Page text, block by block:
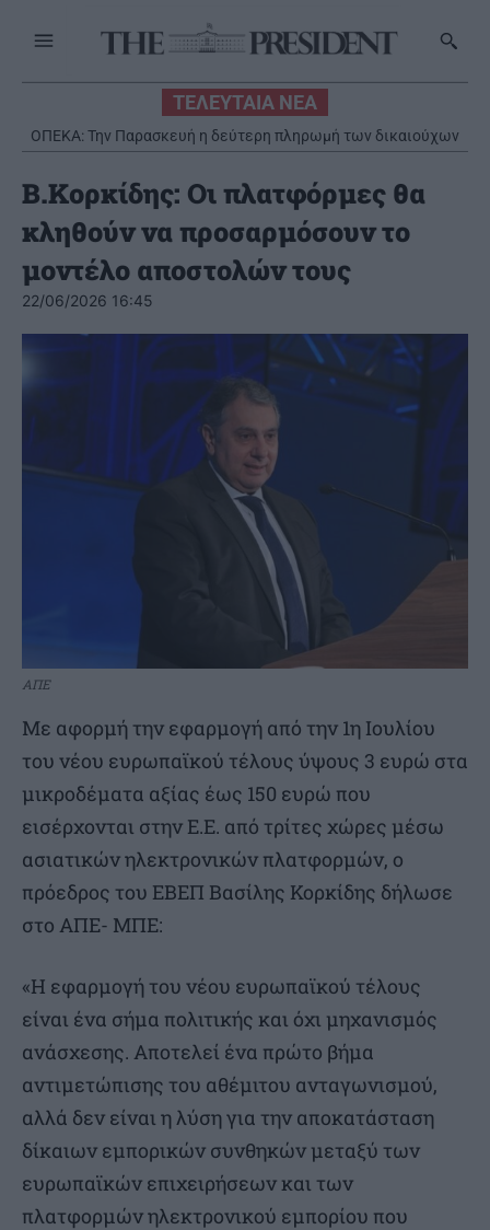
ΤΕΛΕΥΤΑΙΑ ΝΕΑ
ΟΠΕΚΑ: Την Παρασκευή η δεύτερη πληρωμή των δικαιούχων
του Λογαριασμού Αγροτικής Εστίας
Β.Κορκίδης: Οι πλατφόρμες θα
κληθούν να προσαρμόσουν το
μοντέλο αποστολών τους
22/06/2026 16:45
ΑΠΕ
Με αφορμή την εφαρμογή από την 1η Ιουλίου
του νέου ευρωπαϊκού τέλους ύψους 3 ευρώ στα
μικροδέματα αξίας έως 150 ευρώ που
εισέρχονται στην Ε.Ε. από τρίτες χώρες μέσω
ασιατικών ηλεκτρονικών πλατφορμών, ο
πρόεδρος του ΕΒΕΠ Βασίλης Κορκίδης δήλωσε
στο ΑΠΕ- ΜΠΕ:
«Η εφαρμογή του νέου ευρωπαϊκού τέλους
είναι ένα σήμα πολιτικής και όχι μηχανισμός
ανάσχεσης. Αποτελεί ένα πρώτο βήμα
αντιμετώπισης του αθέμιτου ανταγωνισμού,
αλλά δεν είναι η λύση για την αποκατάσταση
δίκαιων εμπορικών συνθηκών μεταξύ των
ευρωπαϊκών επιχειρήσεων και των
πλατφορμών ηλεκτρονικού εμπορίου που